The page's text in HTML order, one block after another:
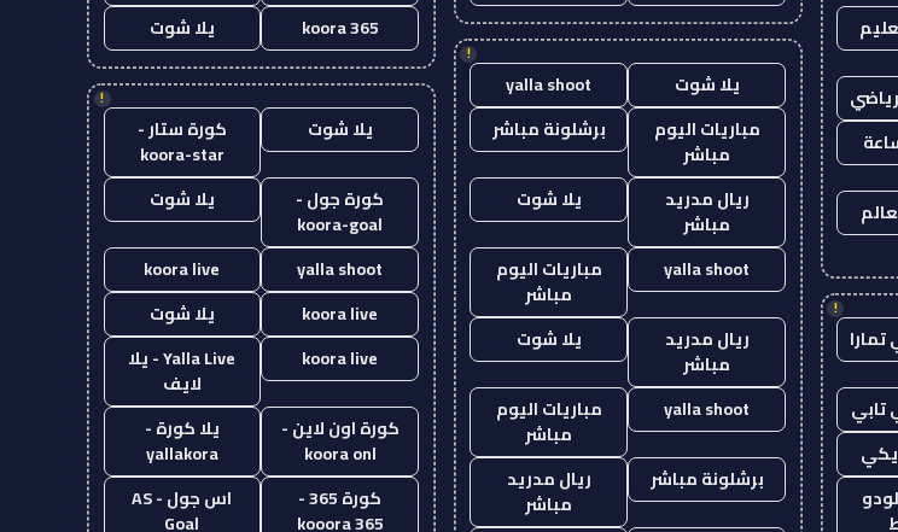
!
تابي
!
يلا شوت
yalla shoot
مباريات اليوم
مباشر
برشلونة مباشر
ريال مدريد
مباشر
يلا شوت
yalla shoot
مباريات اليوم
مباشر
ريال مدريد
مباشر
يلا شوت
yalla shoot
مباريات اليوم
مباشر
برشلونة مباشر
ريال مدريد
مباشر
koora 365
يلا شوت
!
يلا شوت
كورة ستار -
koora-star
كورة جول -
koora-goal
يلا شوت
yalla shoot
koora live
koora live
يلا شوت
koora live
Yalla Live - يلا
لايف
كورة اون لاين -
koora onl
يلا كورة -
yallakora
كورة 365 -
kooora 365
اس جول - AS
Goal